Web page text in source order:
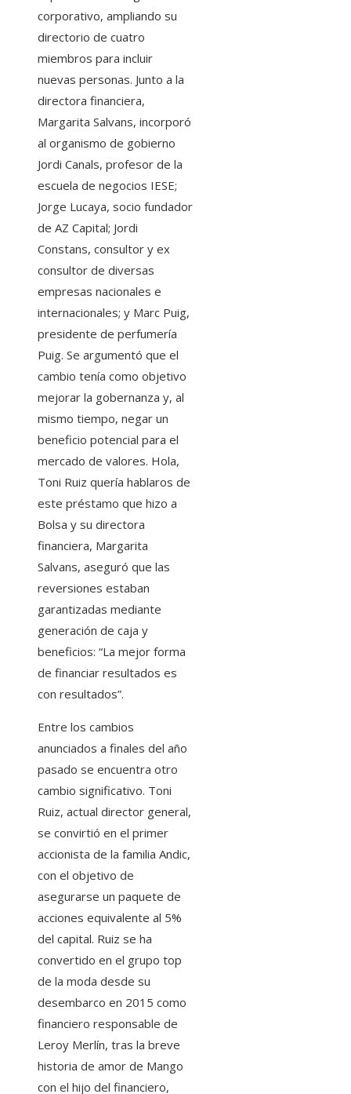
corporativo, ampliando su
directorio de cuatro
miembros para incluir
nuevas personas. Junto a la
directora financiera,
Margarita Salvans, incorporó
al organismo de gobierno
Jordi Canals, profesor de la
escuela de negocios IESE;
Jorge Lucaya, socio fundador
de AZ Capital; Jordi
Constans, consultor y ex
consultor de diversas
empresas nacionales e
internacionales; y Marc Puig,
presidente de perfumería
Puig. Se argumentó que el
cambio tenía como objetivo
mejorar la gobernanza y, al
mismo tiempo, negar un
beneficio potencial para el
mercado de valores. Hola,
Toni Ruiz quería hablaros de
este préstamo que hizo a
Bolsa y su directora
financiera, Margarita
Salvans, aseguró que las
reversiones estaban
garantizadas mediante
generación de caja y
beneficios: “La mejor forma
de financiar resultados es
con resultados”.
Entre los cambios
anunciados a finales del año
pasado se encuentra otro
cambio significativo. Toni
Ruiz, actual director general,
se convirtió en el primer
accionista de la familia Andic,
con el objetivo de
asegurarse un paquete de
acciones equivalente al 5%
del capital. Ruiz se ha
convertido en el grupo top
de la moda desde su
desembarco en 2015 como
financiero responsable de
Leroy Merlín, tras la breve
historia de amor de Mango
con el hijo del financiero,